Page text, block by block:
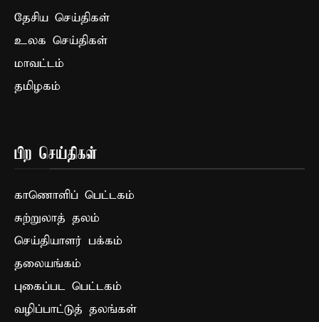
தேசிய செய்திகள்
உலக செய்திகள்
மாவட்டம்
தமிழகம்
பிற செய்திகள்
காணொளிப் பெட்டகம்
சுற்றுலாத் தலம்
செய்தியாளர் பக்கம்
தலையங்கம்
புகைப்பட பெட்டகம்
வழிப்பாட்டுத் தலங்கள்